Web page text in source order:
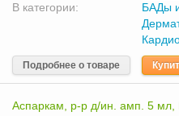
В категории:
БАДы
Подробнее о товаре
Аспаркам, р-р д/ин. амп. 5